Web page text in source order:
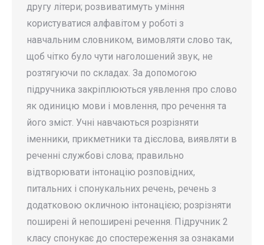
другу літери; розвиватимуть уміння
користуватися алфавітом у роботі з
навчальним словником, вимовляти слово так,
щоб чітко було чути наголошений звук, не
розтягуючи по складах. За допомогою
підручника закріплюються уявлення про слово
як одиницю мови і мовлення, про речення та
його зміст. Учні навчаються розрізняти
іменники, прикметники та дієслова, виявляти в
реченні службові слова; правильно
відтворювати інтонацію розповідних,
питальних і спонукальних речень, речень з
додатковою окличною інтонацією; розрізняти
поширені й непоширені речення. Підручник 2
класу спонукає до спостереження за ознаками